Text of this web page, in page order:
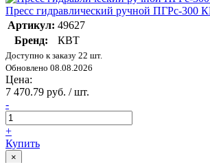
Пресс гидравлический ручной ПГРс-300
Артикул: 49627
Бренд:
КВТ
Доступно к заказу 22 шт.
Обновлено 08.08.2026
Цена:
7 470.79 руб. / шт.
-
+
Купить
×